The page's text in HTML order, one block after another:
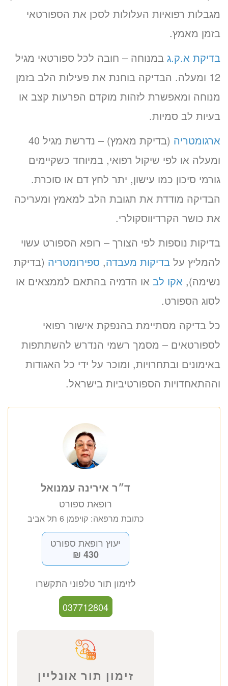
מגבלות רפואיות העלולות לסכן את הספורטאי
בזמן מאמץ.
בדיקת א.ק.ג במנוחה – חובה לכל ספורטאי מגיל
12 ומעלה. הבדיקה בוחנת את פעילות הלב בזמן
מנוחה ומאפשרת לזהות מוקדם הפרעות קצב או
בעיות לב סמיות.
ארגומטריה
(בדיקת מאמץ) – נדרשת מגיל 40
ומעלה או לפי שיקול רפואי, במיוחד כשקיימים
גורמי סיכון כמו עישון, יתר לחץ דם או סוכרת.
הבדיקה מודדת את תגובת הלב למאמץ ומעריכה
את כושר הקרדיווסקולרי.
בדיקות נוספות לפי הצורך – רופא הספורט עשוי
להמליץ על בדיקות מעבדה, ספירומטריה (בדיקת
נשימה), אקו לב או הדמיה בהתאם לממצאים או
לסוג הספורט.
כל בדיקה מסתיימת בהנפקת אישור רפואי
לספורטאים – מסמך רשמי הנדרש להשתתפות
באימונים ובתחרויות, ומוכר על ידי כל האגודות
וההתאחדויות הספורטיביות בישראל.